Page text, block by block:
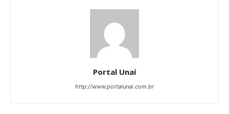
Portal Unaí
http://www.portalunai.com.br